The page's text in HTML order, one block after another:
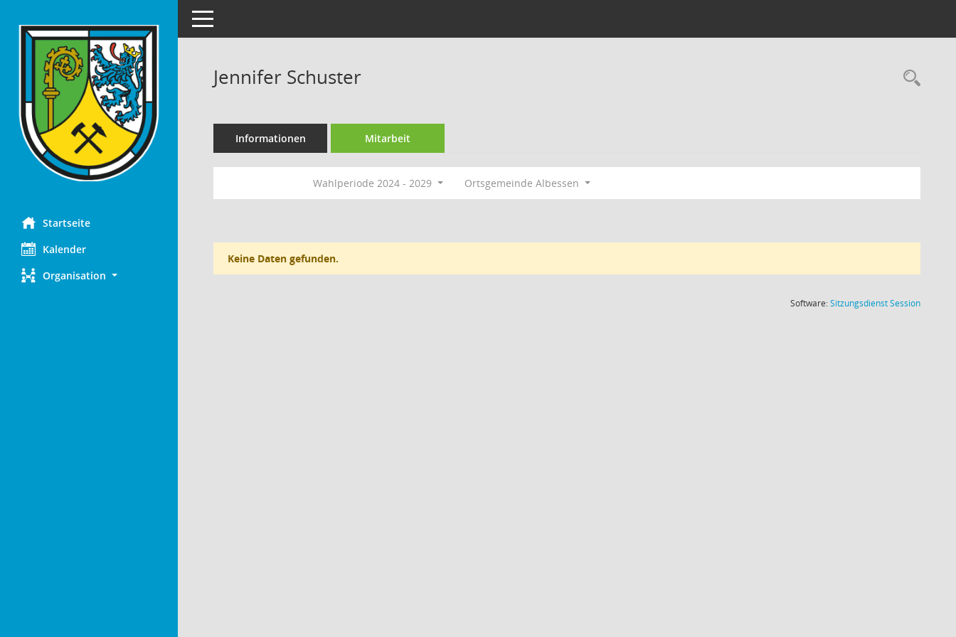
Startseite
Kalender
Organisation
Toggle navigation
Jennifer Schuster
Informationen Mitarbeit
Wahlperiode 2024 - 2029 Ortsgemeinde Albessen
Keine Daten gefunden.
Software:SitzungsdienstSession(Wird in